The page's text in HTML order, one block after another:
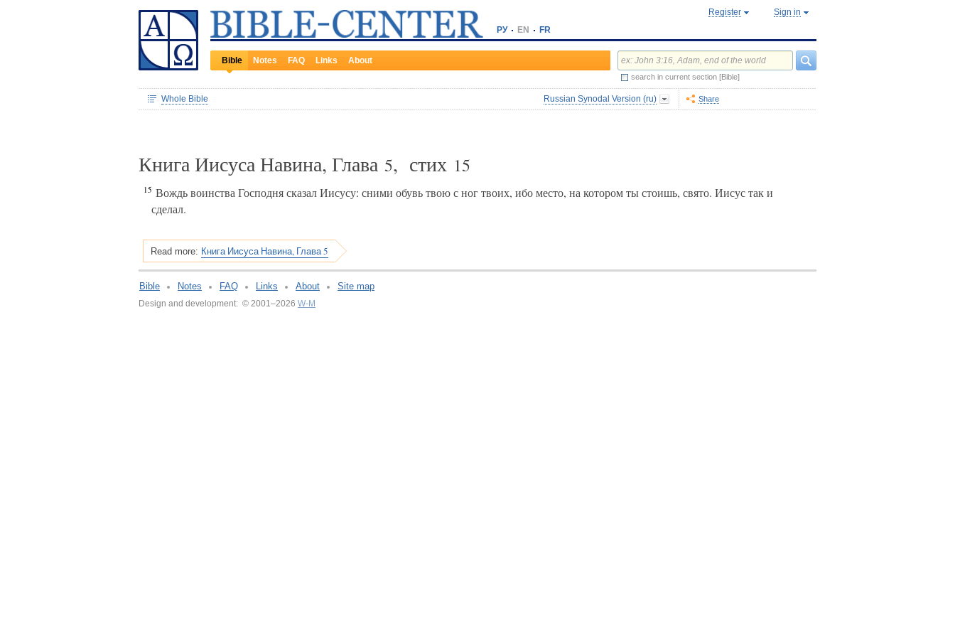
РУ EN FR
Register Sign in
Bible Notes FAQ Links About
search in current section [Bible]
Whole Bible Russian Synodal Version (ru) Share
Книга Иисуса Навина, Глава 5, стих 15
15 Вождь воинства Господня сказал Иисусу: сними обувь твою с ног твоих, ибо место, на котором ты стоишь, свято. Иисус так и
сделал.
Read more: Книга Иисуса Навина, Глава 5
Bible Notes FAQ Links About Site map
Design and development: © 2001–2026 W-M